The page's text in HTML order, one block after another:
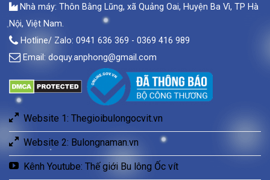
Nhà máy: Thôn Bằng Lũng, xã Quảng Oai, Huyện Ba Vì, TP Hà
Nội, Việt Nam.
Hotline/ Zalo: 0941 636 369 - 0369 416 989
Email: doquy.anphong@gmail.com
Website 1: Thegioibulongocvit.vn
Website 2: Bulongnaman.vn
Kênh Youtube: Thế giới Bu lông Ốc vít